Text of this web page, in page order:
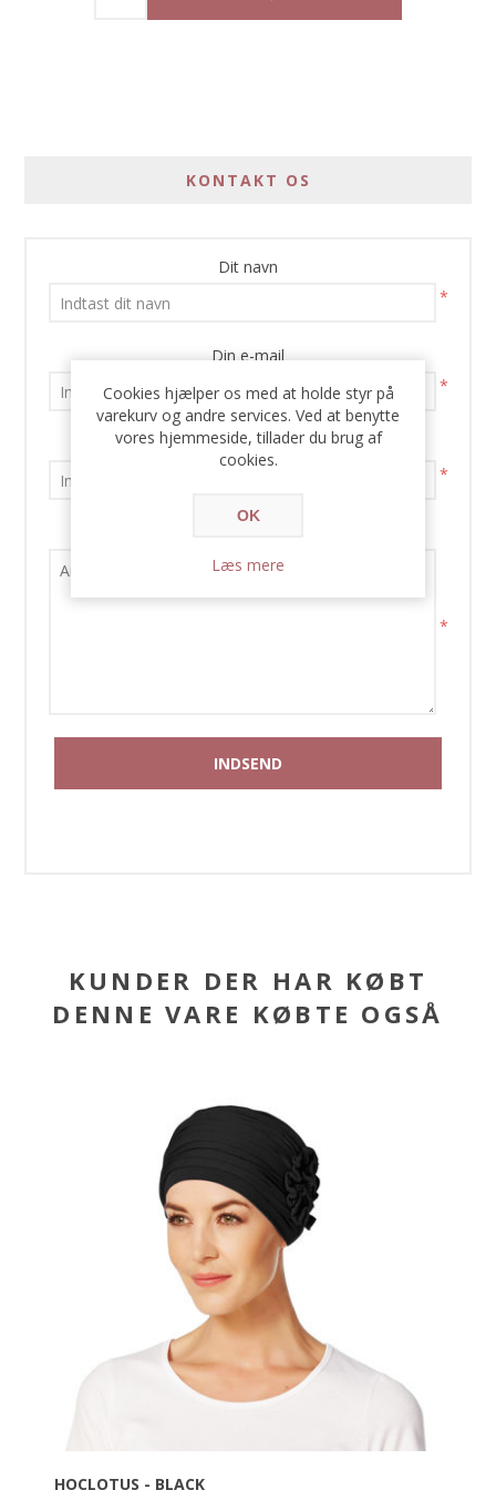
KONTAKT OS
Dit navn
*
Din e-mail
*
Emne:
*
*
KUNDER DER HAR KØBT
DENNE VARE KØBTE OGSÅ
HOCLOTUS - BLACK
Cookies hjælper os med at holde styr på
varekurv og andre services. Ved at benytte
vores hjemmeside, tillader du brug af
cookies.
OK
Læs mere